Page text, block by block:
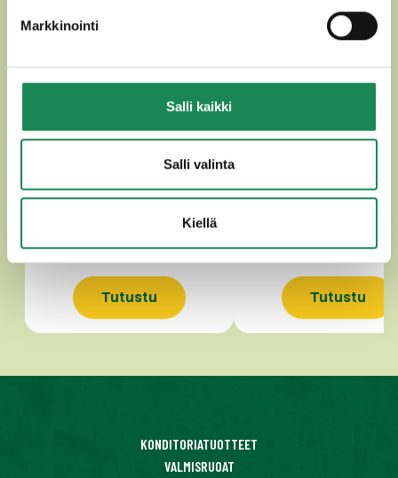
Markkinointi
Salli kaikki
Salli valinta
Kiellä
OHUKAINEN 60g / 3 kg
Tutustu Tutustu
KONDITORIATUOTTEET
VALMISRUOAT